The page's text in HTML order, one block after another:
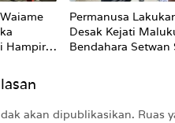
Hampir
Permanusa
Desak Kejati
Bendahara Setwan
akan dipublikasikan. Ruas